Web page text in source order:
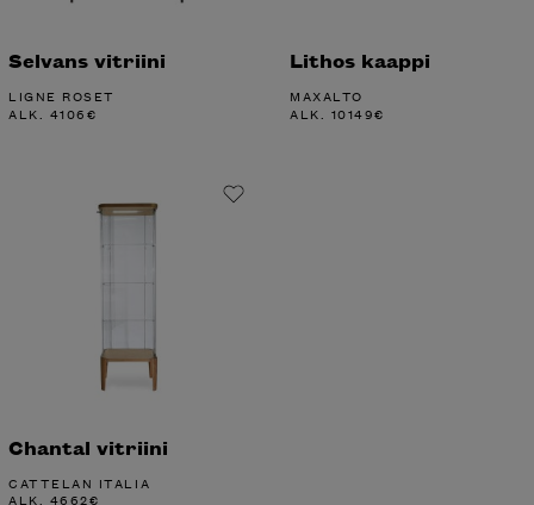
Selvans vitriini
LIGNE ROSET
ALK. 4106€
Lithos kaappi
MAXALTO
ALK. 10149€
Chantal vitriini
CATTELAN ITALIA
ALK. 4662€